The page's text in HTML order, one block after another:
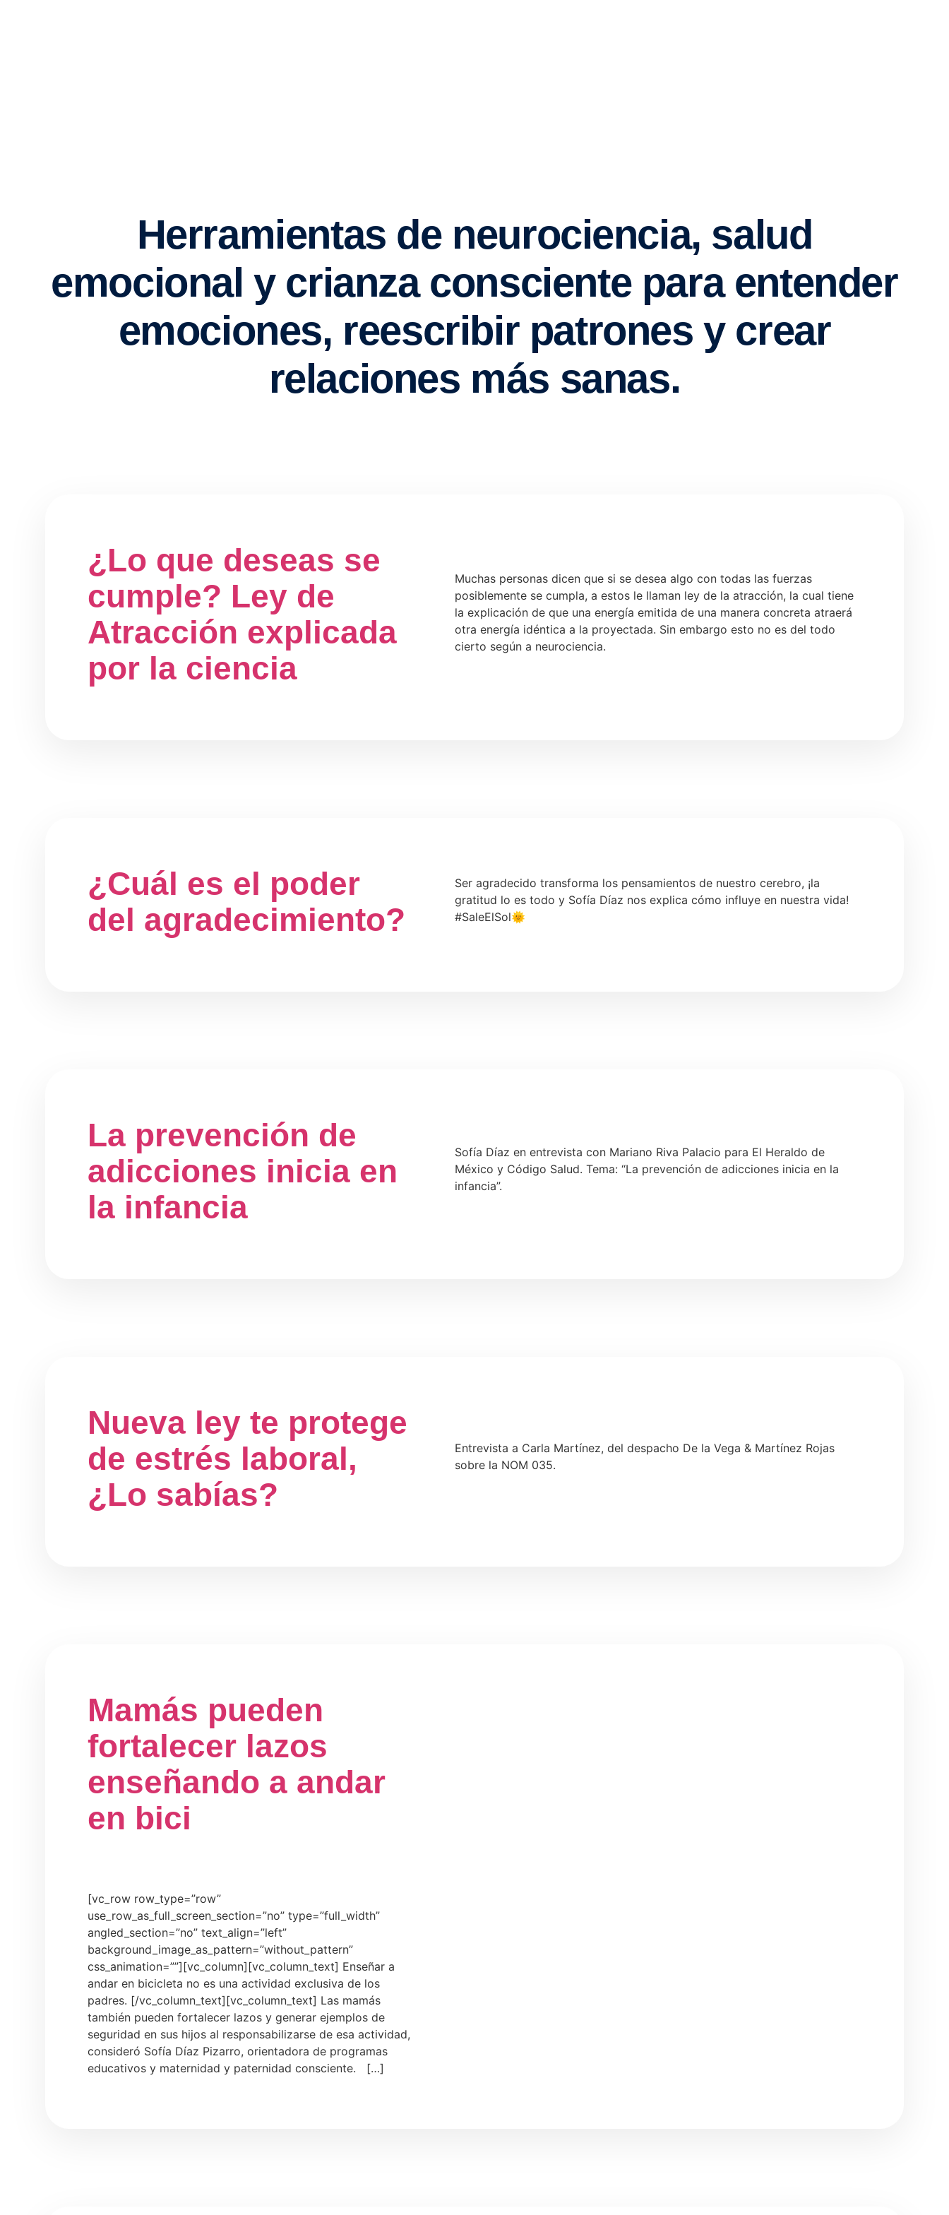
¿Lo que deseas se
cumple? Ley de
Atracción explicada
por la ciencia
Muchas personas dicen que si se desea algo con todas las fuerzas
posiblemente se cumpla, a estos le llaman ley de la atracción, la cual tiene
la explicación de que una energía emitida de una manera concreta atraerá
otra energía idéntica a la proyectada. Sin embargo esto no es del todo
cierto según a neurociencia.
¿Cuál es el poder
del agradecimiento?
Ser agradecido transforma los pensamientos de nuestro cerebro, ¡la
gratitud lo es todo y Sofía Díaz nos explica cómo influye en nuestra vida!
#SaleElSol🌞
La prevención de
adicciones inicia en
la infancia
Sofía Díaz en entrevista con Mariano Riva Palacio para El Heraldo de
México y Código Salud. Tema: “La prevención de adicciones inicia en la
infancia”.
Nueva ley te protege
de estrés laboral,
¿Lo sabías?
Entrevista a Carla Martínez, del despacho De la Vega & Martínez Rojas
sobre la NOM 035.
Mamás pueden
fortalecer lazos
enseñando a andar
en bici
[vc_row row_type=”row”
use_row_as_full_screen_section=”no” type=”full_width”
angled_section=”no” text_align=”left”
background_image_as_pattern=”without_pattern”
css_animation=””][vc_column][vc_column_text] Enseñar a
andar en bicicleta no es una actividad exclusiva de los
padres. [/vc_column_text][vc_column_text] Las mamás
también pueden fortalecer lazos y generar ejemplos de
seguridad en sus hijos al responsabilizarse de esa actividad,
consideró Sofía Díaz Pizarro, orientadora de programas
educativos y maternidad y paternidad consciente. […]